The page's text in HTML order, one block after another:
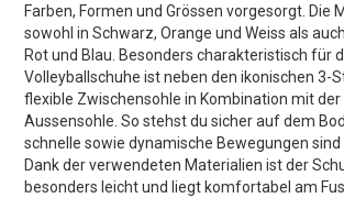
Farben, Formen und Grössen vorgesorgt. Die
sowohl in Schwarz, Orange und Weiss als
Rot und Blau. Besonders charakteristisch für
Volleyballschuhe ist neben den ikonischen 3-
flexible Zwischensohle in Kombination mit
Aussensohle. So stehst du sicher auf dem
schnelle sowie dynamische Bewegungen sind
Dank der verwendeten Materialien ist der
besonders leicht und liegt komfortabel am